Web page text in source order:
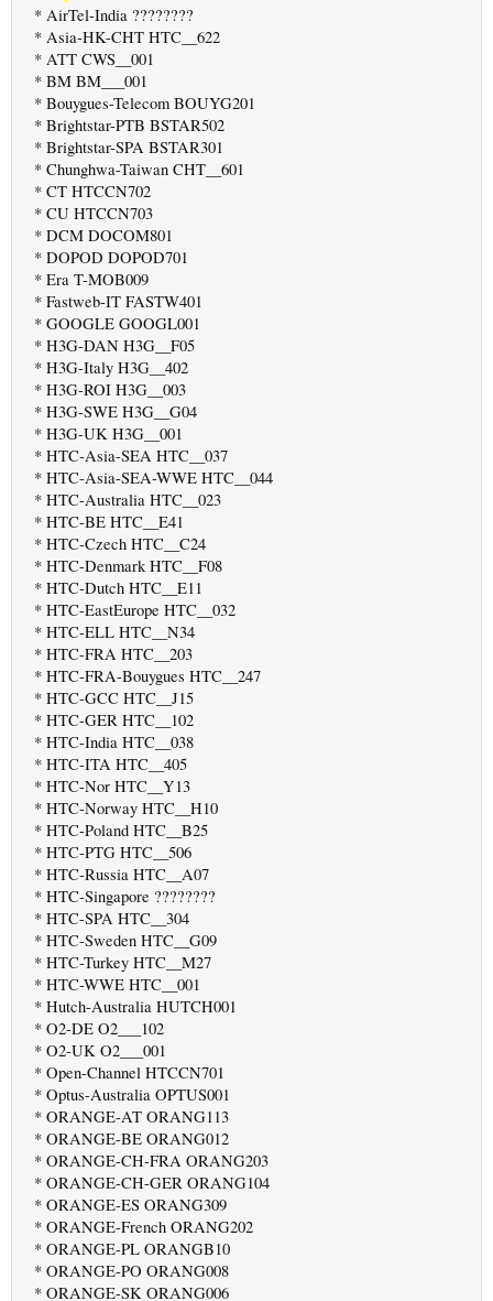
* AirTel-India ????????
* Asia-HK-CHT HTC__622
* ATT CWS__001
* BM BM___001
* Bouygues-Telecom BOUYG201
* Brightstar-PTB BSTAR502
* Brightstar-SPA BSTAR301
* Chunghwa-Taiwan CHT__601
* CT HTCCN702
* CU HTCCN703
* DCM DOCOM801
* DOPOD DOPOD701
* Era T-MOB009
* Fastweb-IT FASTW401
* GOOGLE GOOGL001
* H3G-DAN H3G__F05
* H3G-Italy H3G__402
* H3G-ROI H3G__003
* H3G-SWE H3G__G04
* H3G-UK H3G__001
* HTC-Asia-SEA HTC__037
* HTC-Asia-SEA-WWE HTC__044
* HTC-Australia HTC__023
* HTC-BE HTC__E41
* HTC-Czech HTC__C24
* HTC-Denmark HTC__F08
* HTC-Dutch HTC__E11
* HTC-EastEurope HTC__032
* HTC-ELL HTC__N34
* HTC-FRA HTC__203
* HTC-FRA-Bouygues HTC__247
* HTC-GCC HTC__J15
* HTC-GER HTC__102
* HTC-India HTC__038
* HTC-ITA HTC__405
* HTC-Nor HTC__Y13
* HTC-Norway HTC__H10
* HTC-Poland HTC__B25
* HTC-PTG HTC__506
* HTC-Russia HTC__A07
* HTC-Singapore ????????
* HTC-SPA HTC__304
* HTC-Sweden HTC__G09
* HTC-Turkey HTC__M27
* HTC-WWE HTC__001
* Hutch-Australia HUTCH001
* O2-DE O2___102
* O2-UK O2___001
* Open-Channel HTCCN701
* Optus-Australia OPTUS001
* ORANGE-AT ORANG113
* ORANGE-BE ORANG012
* ORANGE-CH-FRA ORANG203
* ORANGE-CH-GER ORANG104
* ORANGE-ES ORANG309
* ORANGE-French ORANG202
* ORANGE-PL ORANGB10
* ORANGE-PO ORANG008
* ORANGE-SK ORANG006